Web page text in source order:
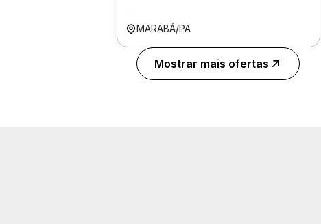
MARABÁ/PA
Mostrar mais ofertas